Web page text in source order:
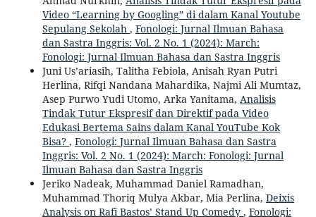
Video “Learning by Googling” di dalam Kanal Youtube
Sepulang Sekolah , Fonologi: Jurnal Ilmuan Bahasa
dan Sastra Inggris: Vol. 2 No. 1 (2024): March:
Fonologi: Jurnal Ilmuan Bahasa dan Sastra Inggris
Juni Us’ariasih, Talitha Febiola, Anisah Ryan Putri
Herlina, Rifqi Nandana Mahardika, Najmi Ali Mumtaz,
Asep Purwo Yudi Utomo, Arka Yanitama, Analisis
Tindak Tutur Ekspresif dan Direktif pada Video
Edukasi Bertema Sains dalam Kanal YouTube Kok
Bisa? , Fonologi: Jurnal Ilmuan Bahasa dan Sastra
Inggris: Vol. 2 No. 1 (2024): March: Fonologi: Jurnal
Ilmuan Bahasa dan Sastra Inggris
Jeriko Nadeak, Muhammad Daniel Ramadhan,
Muhammad Thoriq Mulya Akbar, Mia Perlina, Deixis
Analysis on Rafi Bastos’ Stand Up Comedy , Fonologi: